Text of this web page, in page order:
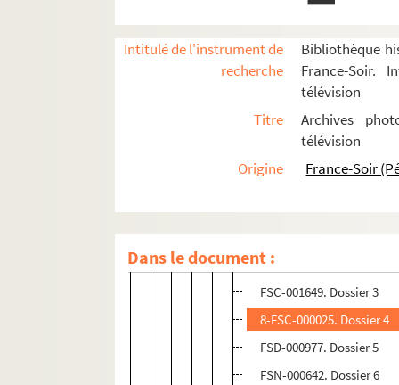
Intitulé de l'instrument de
recherche
Bibliothèque
France-Soir.
télévision
Titre
Archives
télévision
Origine
France-Soir
Dans le document :
8-FSE-000304. Parent, Denis
Parot
Parvillée, Jacques
Pasdeloup
Patteyn, Francis
Paturel, Henri
8-FSE-000308. Dossier 2
FSC-001649. Dossier 3
8-FSC-000025. Dossier 4
FSD-000977. Dossier 5
FSN-000642. Dossier 6